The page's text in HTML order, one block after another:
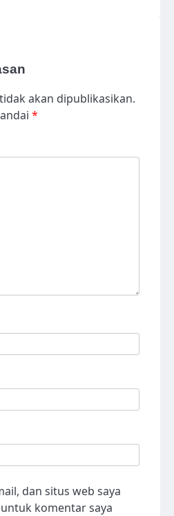
akan dipublikasikan.
*
dan situs web saya
komentar saya